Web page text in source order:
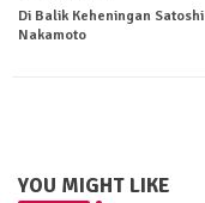
Di Balik Keheningan Satoshi
Nakamoto
YOU MIGHT LIKE